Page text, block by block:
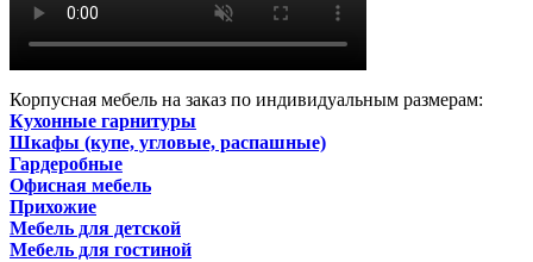
Корпусная мебель на заказ по индивидуальным размерам:
Кухонные гарнитуры
Шкафы (купе, угловые, распашные)
Гардеробные
Офисная мебель
Прихожие
Мебель для детской
Мебель для гостиной